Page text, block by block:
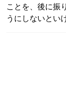
ことを、後に振
うにしないとい